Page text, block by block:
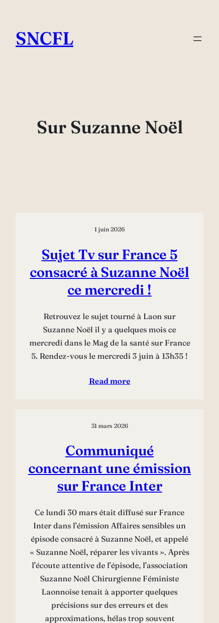
contenu
SNCFL
Sur Suzanne Noël
1 juin 2026
Sujet Tv sur France 5
consacré à Suzanne Noël
ce mercredi !
Retrouvez le sujet tourné à Laon sur
Suzanne Noël il y a quelques mois ce
mercredi dans le Mag de la santé sur France
5. Rendez-vous le mercredi 3 juin à 13h35 !
Read more
31 mars 2026
Communiqué
concernant une émission
sur France Inter
Ce lundi 30 mars était diffusé sur France
Inter dans l’émission Affaires sensibles un
épisode consacré à Suzanne Noël, et appelé
« Suzanne Noël, réparer les vivants ». Après
l’écoute attentive de l’épisode, l’association
Suzanne Noël Chirurgienne Féministe
Laonnoise tenait à apporter quelques
précisions sur des erreurs et des
approximations, hélas trop souvent